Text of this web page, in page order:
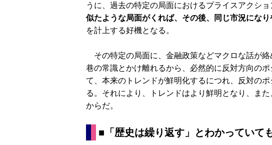
うに、過去の特定の局面におけるプライスアクシ
似たような局面がくれば、その後、同じ市況になり
を計上する好機となる。
その特定の局面に、金融政策などマクロな話が
巷の常識とかけ離れるから、必然的に反対方向の
て、本来のトレンドが鮮明化するにつれ、反対の
る。それにより、トレンドはより鮮明となり、ま
からだ。
■「歴史は繰り返す」とわかっていて